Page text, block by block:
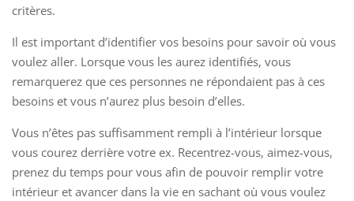
critères.
Il est important d’identifier vos besoins pour savoir où vous
voulez aller. Lorsque vous les aurez identifiés, vous
remarquerez que ces personnes ne répondaient pas à ces
besoins et vous n’aurez plus besoin d’elles.
Vous n’êtes pas suffisamment rempli à l’intérieur lorsque
vous courez derrière votre ex. Recentrez-vous, aimez-vous,
prenez du temps pour vous afin de pouvoir remplir votre
intérieur et avancer dans la vie en sachant où vous voulez